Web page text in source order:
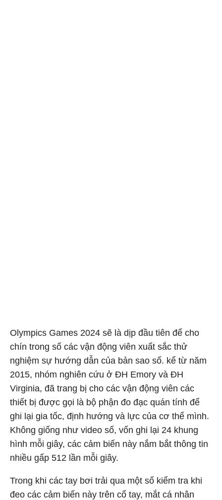
Olympics Games 2024 sẽ là dịp đầu tiên để cho
chín trong số các vận động viên xuất sắc thử
nghiệm sự hướng dẫn của bản sao số. kể từ năm
2015, nhóm nghiên cứu ở ĐH Emory và ĐH
Virginia, đã trang bị cho các vận động viên các
thiết bị được gọi là bộ phận đo đạc quán tính để
ghi lại gia tốc, định hướng và lực của cơ thể mình.
Không giống như video số, vốn ghi lại 24 khung
hình mỗi giây, các cảm biến này nắm bắt thông tin
nhiều gấp 512 lần mỗi giây.
Trong khi các tay bơi trải qua một số kiểm tra khi
đeo các cảm biến này trên cổ tay, mắt cá nhân